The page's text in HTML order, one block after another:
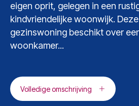
eigen oprit, gelegen in een
kindvriendelijke woonwijk.
gezinswoning beschikt over
woonkamer...
Volledige omschrijving